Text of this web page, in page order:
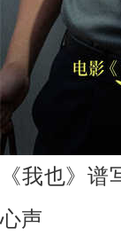
《我也》
心声